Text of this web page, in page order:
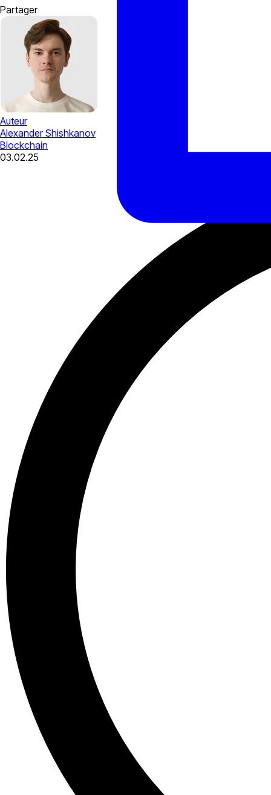
Partager
Auteur
Alexander Shishkanov
Blockchain
03.02.25